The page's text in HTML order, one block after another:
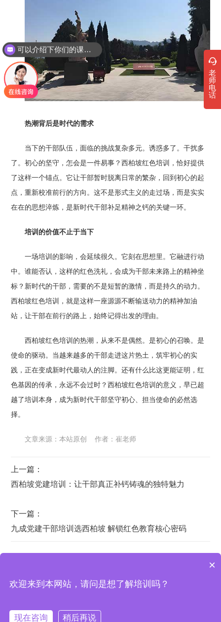
热潮背后是时代的需求
当下的干部队伍，面临的挑战复杂多元。诱惑多了。干扰多
了。初心的坚守，怎会是一件易事？西柏坡红色培训，恰好提供
了这样一个锚点。它让干部暂时脱离日常的繁杂，回到初心的起
点，重新校准前行的方向。这不是形式主义的走过场，而是实实
在在的思想淬炼，是新时代干部补足精神之钙的关键一环。
培训的价值不止于当下
一场培训的影响，会延续很久。它刻在思想里。它融进行动
中。谁能否认，这样的红色洗礼，会成为干部未来路上的精神坐
标？新时代的干部，需要的不是短暂的激情，而是持久的动力。
西柏坡红色培训，就是这样一座源源不断输送动力的精神加油
站，让干部在前行的路上，始终记得出发的理由。
西柏坡红色培训的热潮，从来不是偶然。是初心的召唤。是
使命的驱动。当越来越多的干部走进这片热土，筑牢初心的实
践，正在变成新时代最动人的注脚。还有什么比这更能证明，红
色基因的传承，永远不会过时？西柏坡红色培训的意义，早已超
越了培训本身，成为新时代干部坚守初心、担当使命的必然选
择。
文章来源：本站原创 作者：崔老师
上一篇：
西柏坡党建培训：让干部真正补钙铸魂的独特魅力
下一篇：
九成党建干部培训选西柏坡 解锁红色教育核心密码
西柏坡培训基地 | 地址：西柏坡纪念馆宾馆办公室
训机构|
老
师
电
话
可以介绍下你们的课程吗？
×
欢迎来到本网站，请问是想了解培训吗？
现在咨询 稍后再说